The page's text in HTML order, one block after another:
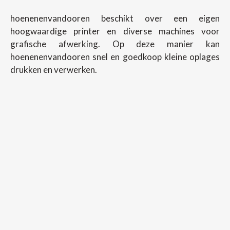
hoenenenvandooren beschikt over een eigen
hoogwaardige printer en diverse machines voor
grafische afwerking. Op deze manier kan
hoenenenvandooren snel en goedkoop kleine oplages
drukken en verwerken.